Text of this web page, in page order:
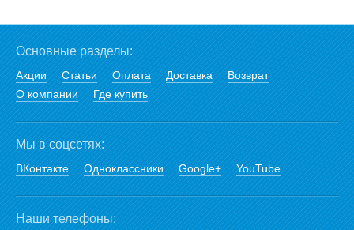
Основные разделы:
Акции Статьи Оплата Доставка
Возврат
О компании
Где купить
Мы в соцсетях:
ВКонтакте Одноклассники Google+ YouTube
Наши телефоны: